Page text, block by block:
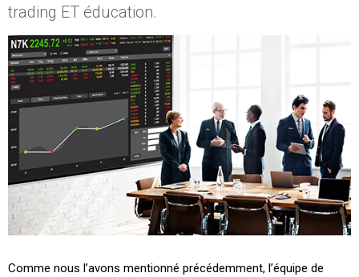
trading ET éducation.
Comme nous l’avons mentionné précédemment, l’équipe de